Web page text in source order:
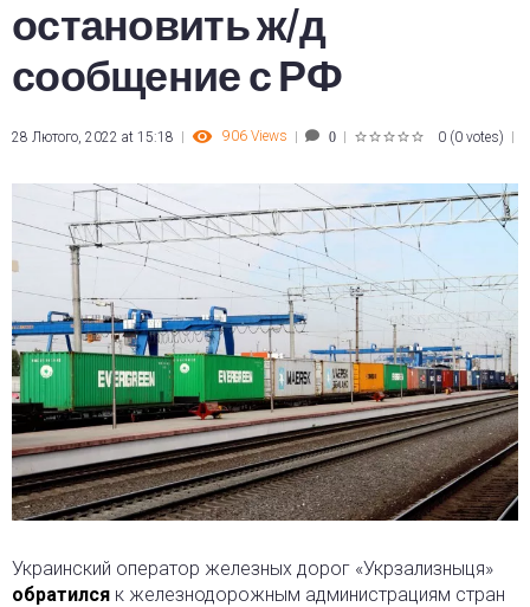
остановить ж/д
сообщение с РФ
28 Лютого, 2022 at 15:18 906 Views 0 0 (0 votes)
Украинский оператор железных дорог «Укрзализныця»
обратился к железнодорожным администрациям стран